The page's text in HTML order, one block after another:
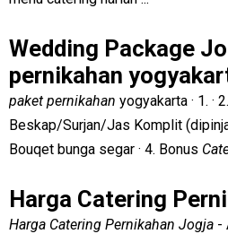
Wedding Package
pernikahan
paket pernikahan yogyakarta · 1. ·
Beskap/Surjan/Jas Komplit
Bouqet bunga segar · 4. Bonus
Harga Catering
Harga Catering Pernikahan Jogja -